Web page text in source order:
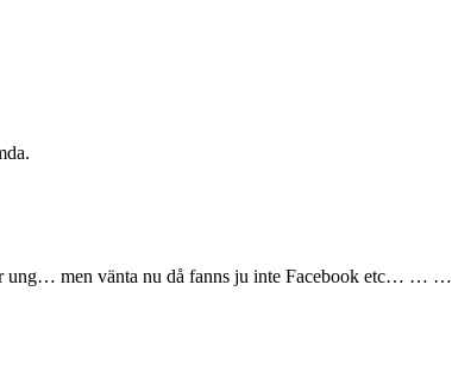
ung… men vänta nu då fanns ju inte Facebook etc… … …